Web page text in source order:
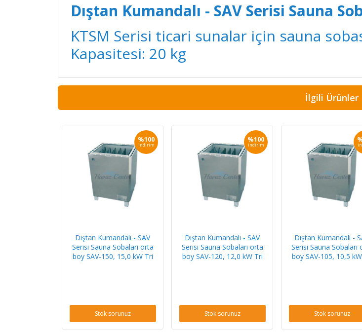
Dıştan Kumandalı - SAV Serisi Sauna
KTSM Serisi ticari sunalar için sauna
Kapasitesi: 20 kg
İlgili Ürünler
%100
indirim
Dıştan Kumandalı - SAV
Serisi Sauna Sobaları orta
boy SAV-150, 15,0 kW Tri
Stok sorunuz
%100
indirim
Dıştan Kumandalı - SAV
Serisi Sauna Sobaları orta
boy SAV-120, 12,0 kW Tri
Stok sorunuz
Dıştan Kumandalı -
Serisi Sauna Sobaları
boy SAV-105, 10,5
Stok sorunuz